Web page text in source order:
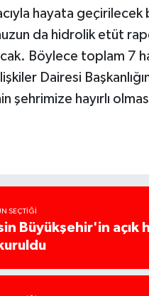
hayata geçirilecek
da hidrolik etüt
Böylece toplam 7
Dairesi
şehrimize hayırlı
SEÇTIĞI
Büyükşehir'in açık